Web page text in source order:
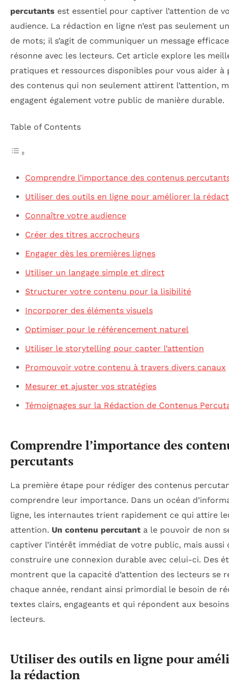
percutants est essentiel pour captiver l’attention de
audience. La rédaction en ligne n’est pas seulement
de mots; il s’agit de communiquer un message
résonne avec les lecteurs. Cet article explore les
pratiques et ressources disponibles pour vous aider à
des contenus qui non seulement attirent l’attention,
engagent également votre public de manière durable.
Table of Contents
Comprendre l’importance des contenus
Utiliser des outils en ligne pour améliorer la
Connaître votre audience
Créer des titres accrocheurs
Engager dès les premières lignes
Utiliser un langage simple et direct
Structurer votre contenu pour la lisibilité
Incorporer des éléments visuels
Optimiser pour le référencement naturel
Utiliser le storytelling pour capter l’attention
Promouvoir votre contenu à travers divers canaux
Mesurer et ajuster vos stratégies
Témoignages sur la Rédaction de Contenus
Comprendre l’importance des
percutants
La première étape pour rédiger des contenus
comprendre leur importance. Dans un océan
ligne, les internautes trient rapidement ce qui attire
attention. Un contenu percutant a le pouvoir de non
captiver l’intérêt immédiat de votre public, mais aussi
construire une connexion durable avec celui-ci. Des
montrent que la capacité d’attention des lecteurs se
chaque année, rendant ainsi primordial le besoin de
textes clairs, engageants et qui répondent aux
lecteurs.
Utiliser des outils en ligne pour
la rédaction